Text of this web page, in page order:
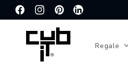
zum
Inhalt
FacebookInstagramPinterestTranslation
Regale